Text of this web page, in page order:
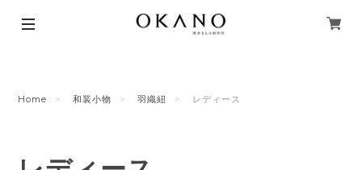
Home 和装小物 羽織紐 レディース